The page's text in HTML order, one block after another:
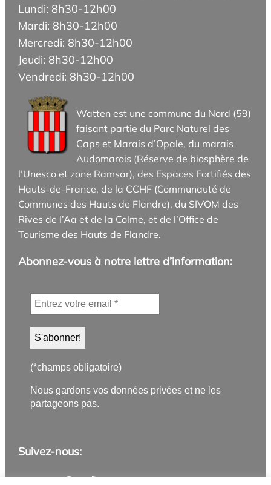
Lundi: 8h30-12h00
Mardi: 8h30-12h00
Mercredi: 8h30-12h00
Jeudi: 8h30-12h00
Vendredi: 8h30-12h00
Watten est une commune du Nord (59)
faisant partie du Parc Naturel des
Caps et Marais d’Opale, du marais
Audomarois (Réserve de biosphère de
l’Unesco et zone Ramsar), des Espaces Fortifiés des
Hauts-de-France, de la CCHF (Communauté de
Communes des Hauts de Flandre), du SIVOM des
Rives de l’Aa et de la Colme, et de l’Office de
Tourisme des Hauts de Flandre.
Abonnez-vous à notre lettre d’information:
(*champs obligatoire)
Nous gardons vos données privées et ne les
partageons pas.
Suivez-nous:
Application PanneauPocket
Lettre d'information
Instagram
Facebook
YouTube
Flux RSS